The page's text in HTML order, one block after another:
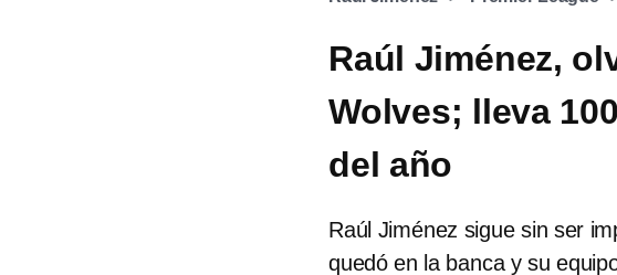
Raúl Jiménez,
Wolves; lleva
del año
Raúl Jiménez sigue sin ser
quedó en la banca y su